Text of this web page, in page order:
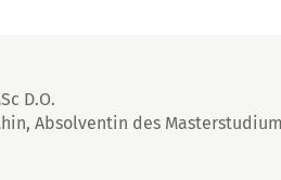
D.O.
Absolventin des